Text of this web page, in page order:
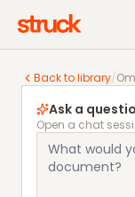
Back to library/
Omgevingswet
Ask a
Open a chat